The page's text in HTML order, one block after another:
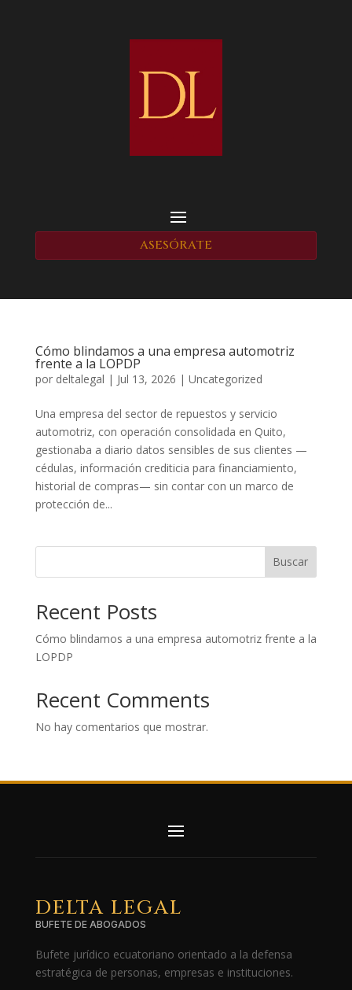
ASESÓRATE
Cómo blindamos a una empresa automotriz
frente a la LOPDP
por deltalegal | Jul 13, 2026 | Uncategorized
Una empresa del sector de repuestos y servicio
automotriz, con operación consolidada en Quito,
gestionaba a diario datos sensibles de sus clientes —
cédulas, información crediticia para financiamiento,
historial de compras— sin contar con un marco de
protección de...
Buscar
Recent Posts
Cómo blindamos a una empresa automotriz frente a la
LOPDP
Recent Comments
No hay comentarios que mostrar.
DELTA LEGAL
BUFETE DE ABOGADOS
Bufete jurídico ecuatoriano orientado a la defensa
estratégica de personas, empresas e instituciones.